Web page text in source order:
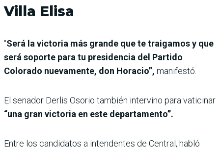
Villa Elisa
“Será la victoria más grande que te traigamos y que
será soporte para tu presidencia del Partido
Colorado nuevamente, don Horacio”, manifestó.
El senador Derlis Osorio también intervino para vaticinar
“una gran victoria en este departamento”.
Entre los candidatos a intendentes de Central, habló